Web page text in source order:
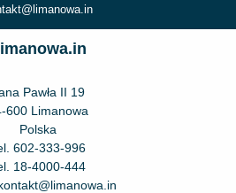
Pawła II 19
600 Limanowa
Polska
602-333-996
18-4000-444